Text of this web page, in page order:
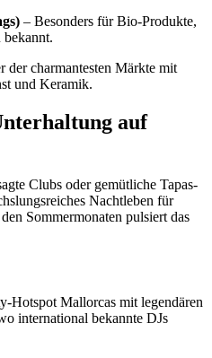
– Besonders für Bio-Produkte,
der charmantesten Märkte mit
und Keramik.
auf
Clubs oder gemütliche Tapas-
Nachtleben für
Sommermonaten pulsiert das
Hotspot Mallorcas mit legendären
international bekannte DJs